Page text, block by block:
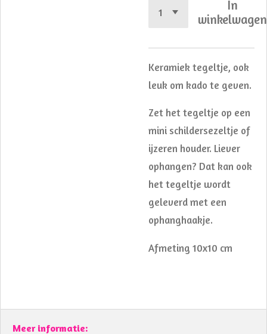
In
winkelwagen
Keramiek tegeltje, ook
leuk om kado te geven.
Zet het tegeltje op een
mini schildersezeltje of
ijzeren houder. Liever
ophangen? Dat kan ook
het tegeltje wordt
geleverd met een
ophanghaakje.
Afmeting 10x10 cm
Meer informatie: